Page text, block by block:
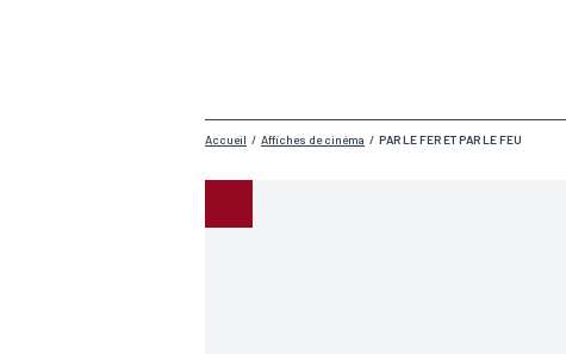
Accueil / Affiches de cinéma / PAR LE FER ET PAR LE FEU